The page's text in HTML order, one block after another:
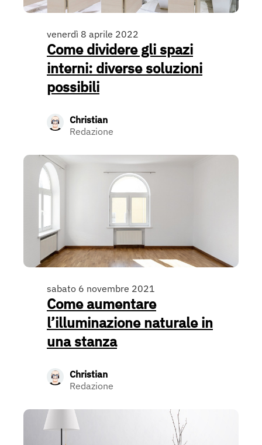
venerdì 8 aprile 2022
Come dividere gli spazi
interni: diverse soluzioni
possibili
Christian
Redazione
sabato 6 novembre 2021
Come aumentare
l’illuminazione naturale in
una stanza
Christian
Redazione